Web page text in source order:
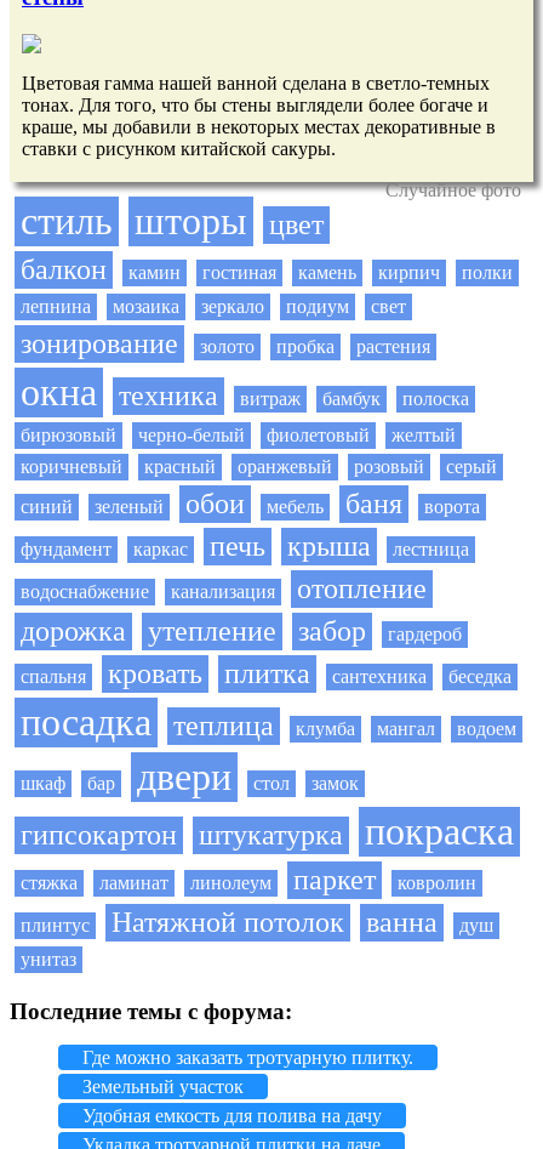
Цветовая гамма нашей ванной сделана в светло-темных
тонах. Для того, что бы стены выглядели более богаче и
краше, мы добавили в некоторых местах декоративные в
ставки с рисунком китайской сакуры.
Случайное фото
стиль шторы
цвет
балкон
камин гостиная камень кирпич
полки
лепнина
мозаика зеркало подиум свет
зонирование золото пробка растения
окна техника витраж бамбук
полоска
бирюзовый
черно-белый фиолетовый
желтый
коричневый
красный оранжевый розовый
серый
синий
зеленый обои мебель баня ворота
фундамент каркас печь крыша лестница
водоснабжение канализация
отопление
дорожка
утепление забор гардероб
спальня кровать плитка сантехника беседка
посадка теплица клумба мангал водоем
шкаф бар двери стол замок
гипсокартон штукатурка покраска
стяжка ламинат линолеум паркет ковролин
плинтус Натяжной потолок ванна
душ
унитаз
Последние темы с форума:
Где можно заказать тротуарную плитку.
Земельный участок
Удобная емкость для полива на дачу